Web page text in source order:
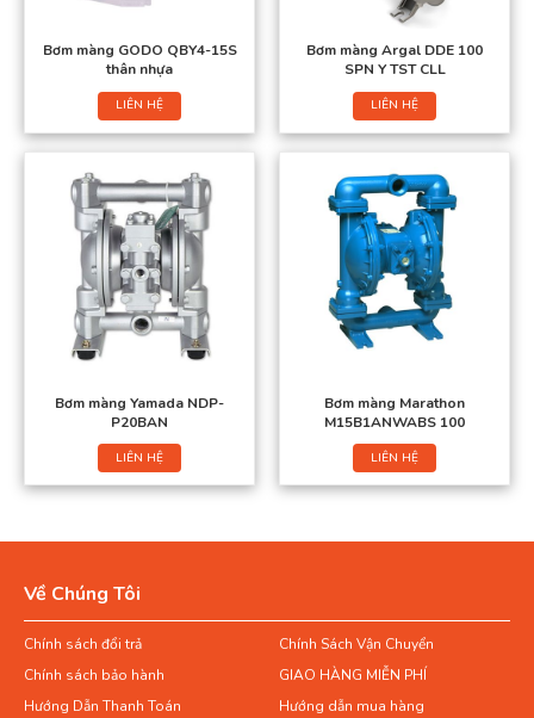
Bơm màng GODO QBY4-15S
thân nhựa
LIÊN HỆ
Bơm màng Argal DDE 100
SPN Y TST CLL
LIÊN HỆ
Bơm màng Yamada NDP-
P20BAN
LIÊN HỆ
Bơm màng Marathon
M15B1ANWABS 100
LIÊN HỆ
Về Chúng Tôi
Chính sách đổi trả
Chính Sách Vận Chuyển
Chính sách bảo hành
GIAO HÀNG MIỄN PHÍ
Hướng Dẫn Thanh Toán
Hướng dẫn mua hàng